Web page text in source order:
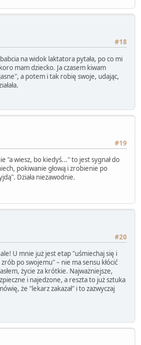
#18
na widok laktatora pytała, po co mi
mam dziecko. Ja czasem kiwam
a potem i tak robię swoje, udając,
#19
"a wiesz, bo kiedyś..." to jest sygnał do
pokiwanie głową i zrobienie po
Działa niezawodnie.
#20
U mnie już jest etap "uśmiechaj się i
po swojemu" – nie ma sensu kłócić
życie za krótkie. Najważniejsze,
i najedzone, a reszta to już sztuka
że "lekarz zakazał" i to zazwyczaj